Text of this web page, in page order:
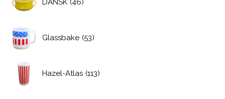
DANSK (46)
Glassbake (53)
Hazel-Atlas (113)